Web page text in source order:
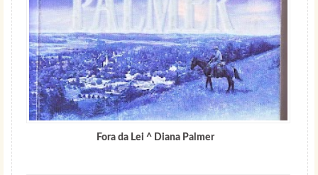
Fora da Lei ^ Diana Palmer